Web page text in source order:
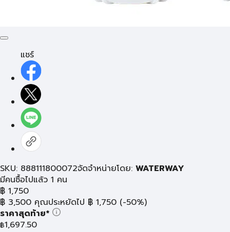
แชร์
SKU: 888111800072จัดจำหน่ายโดย: WATERWAY
มีคนซื้อไปแล้ว 1 คน
฿ 1,750
฿ 3,500 คุณประหยัดไป ฿ 1,750 (-50%)
ราคาสุดท้าย*
฿1,697.50